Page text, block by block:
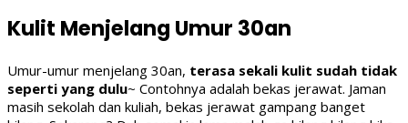
Kulit Menjelang Umur 30an
Umur-umur menjelang 30an, terasa sekali kulit sudah tidak
seperti yang dulu~ Contohnya adalah bekas jerawat. Jaman
masih sekolah dan kuliah, bekas jerawat gampang banget